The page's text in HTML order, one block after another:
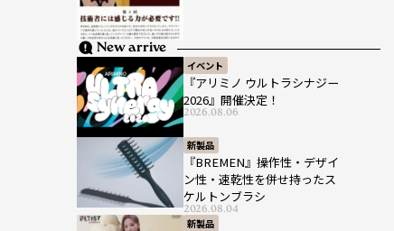
New arrive
イベント
『アリミノ ウルトラシナジー
2026』開催決定！
2026.08.06
新製品
『BREMEN』操作性・デザイ
ン性・速乾性を併せ持ったス
ケルトンブラシ
2026.08.04
新製品